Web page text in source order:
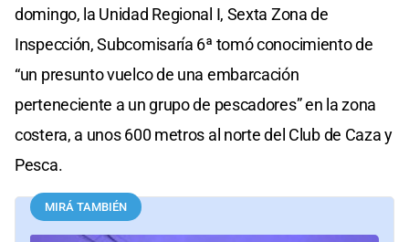
domingo, la Unidad Regional I, Sexta Zona de
Inspección, Subcomisaría 6ª tomó conocimiento de
“un presunto vuelco de una embarcación
perteneciente a un grupo de pescadores” en la zona
costera, a unos 600 metros al norte del Club de Caza y
Pesca.
MIRÁ TAMBIÉN